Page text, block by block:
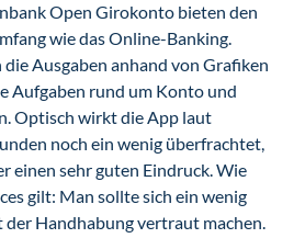
Open Girokonto bieten den
wie das Online-Banking.
die Ausgaben anhand von Grafiken
Aufgaben rund um Konto und
Optisch wirkt die App laut
noch ein wenig überfrachtet,
einen sehr guten Eindruck. Wie
gilt: Man sollte sich ein wenig
Handhabung vertraut machen.